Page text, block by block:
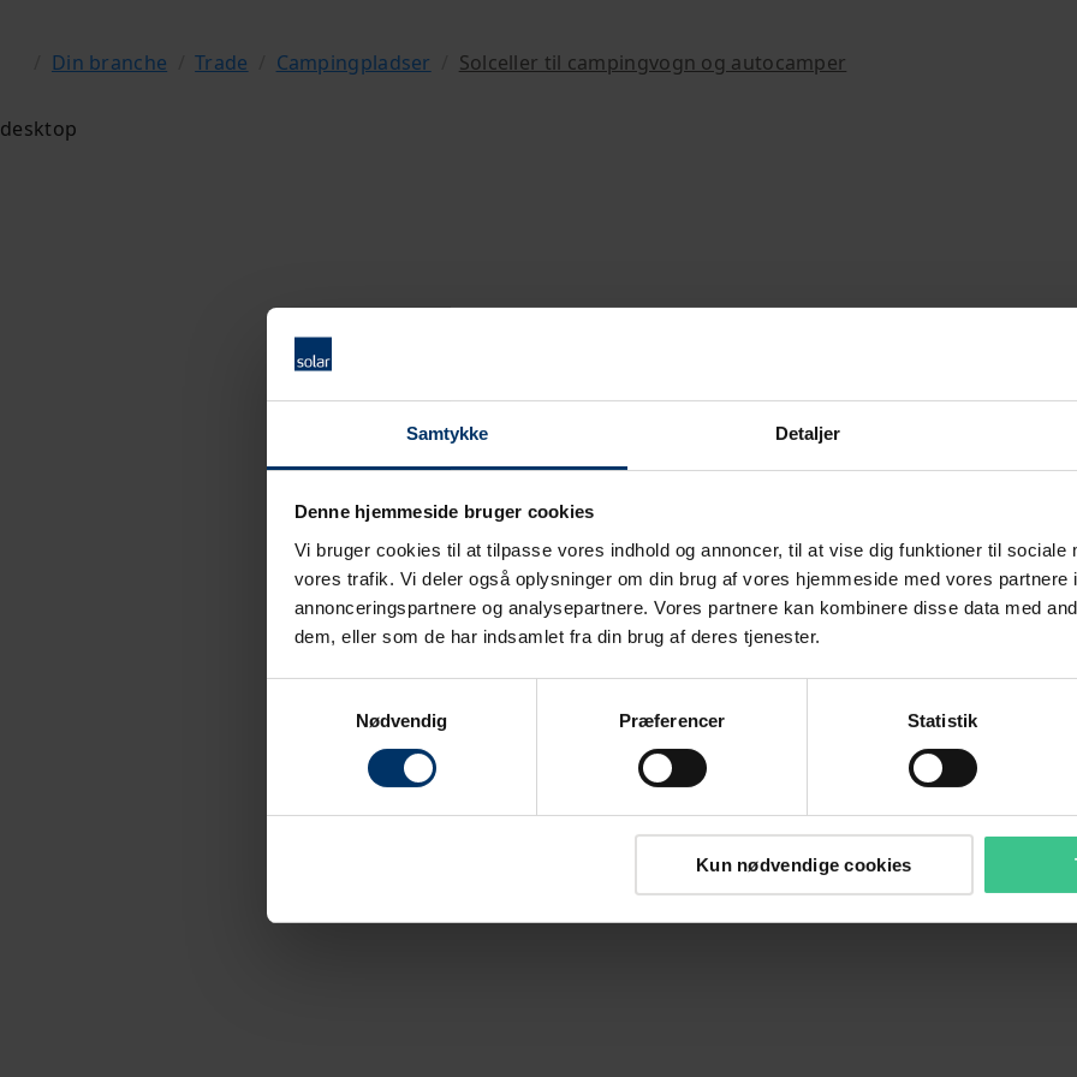
Samtykke Detaljer
Denne hjemmeside bruger cookies
Vi bruger cookies til at tilpasse vores indhold og annoncer, til at vise dig funktioner til sociale
vores trafik. Vi deler også oplysninger om din brug af vores hjemmeside med vores partnere
annonceringspartnere og analysepartnere. Vores partnere kan kombinere disse data med
dem, eller som de har indsamlet fra din brug af deres tjenester.
Nødvendig
Præferencer Statistik
Kun nødvendige cookies
Din branche Trade Campingpladser Solceller til campingvogn og autocamper